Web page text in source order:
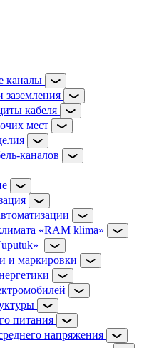
каналы
кабеля
мест
каналов
«RAM klima»
и маркировки
питания
напряжения